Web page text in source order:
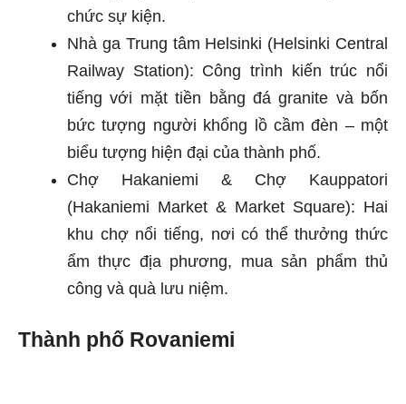
chức sự kiện.
Nhà ga Trung tâm Helsinki (Helsinki Central
Railway Station): Công trình kiến trúc nổi
tiếng với mặt tiền bằng đá granite và bốn
bức tượng người khổng lồ cầm đèn – một
biểu tượng hiện đại của thành phố.
Chợ Hakaniemi & Chợ Kauppatori
(Hakaniemi Market & Market Square): Hai
khu chợ nổi tiếng, nơi có thể thưởng thức
ẩm thực địa phương, mua sản phẩm thủ
công và quà lưu niệm.
Thành phố Rovaniemi